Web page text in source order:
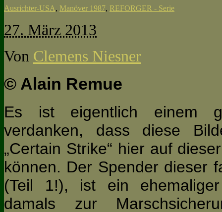
Ausrichter-USA, Manöver 1987, REFORGER - Serie
27. März 2013
Von Clemens Niesner
© Alain Remue
Es ist eigentlich einem
verdanken, dass diese
„Certain Strike“ hier auf
können. Der Spender dieser
(Teil 1!), ist ein
damals zur